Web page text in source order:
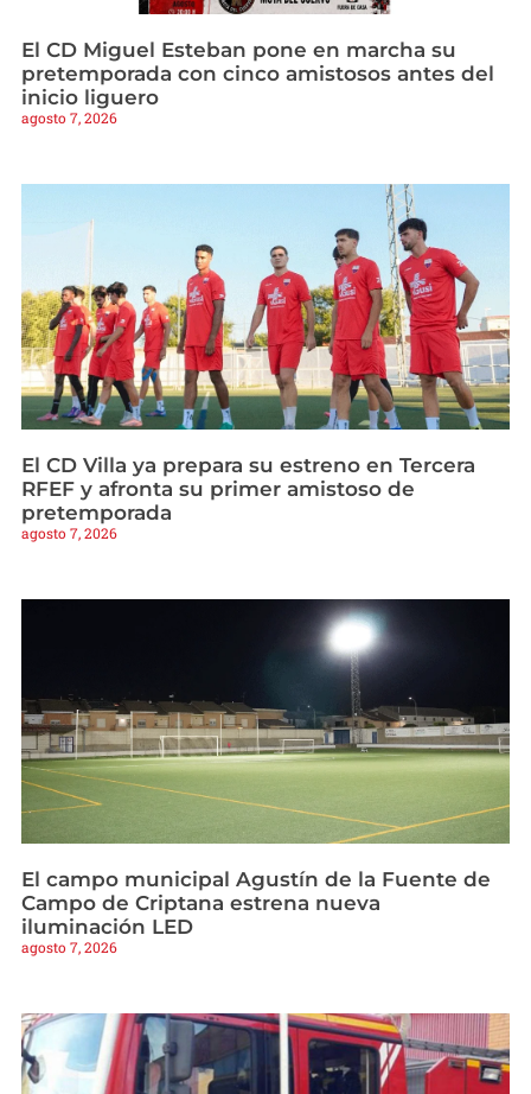
El CD Miguel Esteban pone en marcha su
pretemporada con cinco amistosos antes del
inicio liguero
agosto 7, 2026
El CD Villa ya prepara su estreno en Tercera
RFEF y afronta su primer amistoso de
pretemporada
agosto 7, 2026
El campo municipal Agustín de la Fuente de
Campo de Criptana estrena nueva
iluminación LED
agosto 7, 2026